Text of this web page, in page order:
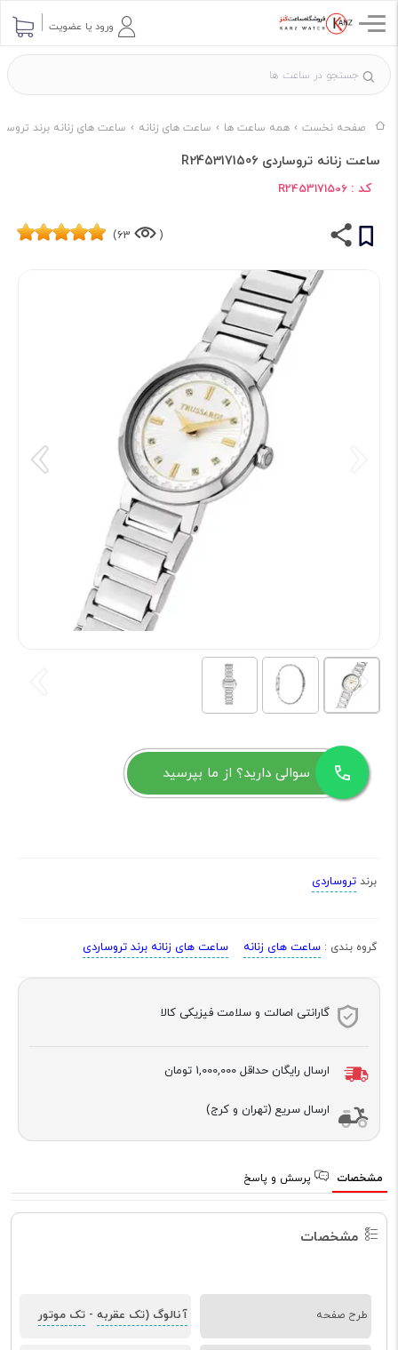
ورود یا عضویت
صفحه نخست همه ساعت ها ساعت های زنانه ساعت های زنانه برند
ساعت زنانه تروساردی R2453171506
کد : R2453171506
(
63)
سوالی دارید؟ از ما بپرسید
برند تروساردی
گروه بندی : ساعت های زنانه ساعت های زنانه برند تروساردی
گارانتی اصالت و سلامت فیزیکی کالا
ارسال رایگان حداقل 1,000,000 تومان
ارسال سریع (تهران و کرج)
مشخصات پرسش و پاسخ
مشخصات
طرح صفحه آنالوگ (تک عقربه - تک موتور